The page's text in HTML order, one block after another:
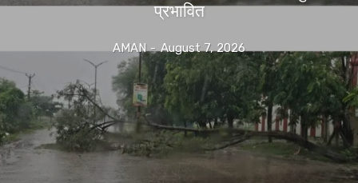
प्रभावित
AMAN - August 7, 2026